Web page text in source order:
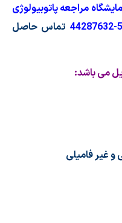
مراجعه پاتوبیولوژی
تماس حاصل
می باشد:
و غیر فامیلی